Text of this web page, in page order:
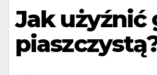
Jak użyźnić